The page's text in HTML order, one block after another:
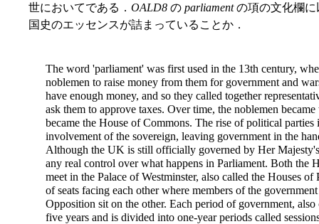
世においてである． OALD8 の parliamentの項の文化欄に
国史のエッセンスが詰まっていることか．
The word 'parliament' was first used in the 13th century,
noblemen to raise money from them for government and
have enough money, and so they called together
ask them to approve taxes. Over time, the noblemen
became the House of Commons. The rise of political
involvement of the sovereign, leaving government in the
Although the UK is still officially governed by Her
any real control over what happens in Parliament. Both the
meet in the Palace of Westminster, also called the Houses
of seats facing each other where members of the
Opposition sit on the other. Each period of government,
five years and is divided into one-year periods called